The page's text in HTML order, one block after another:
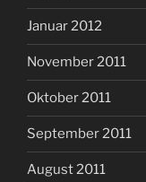
Januar 2012
November 2011
Oktober 2011
September 2011
August 2011